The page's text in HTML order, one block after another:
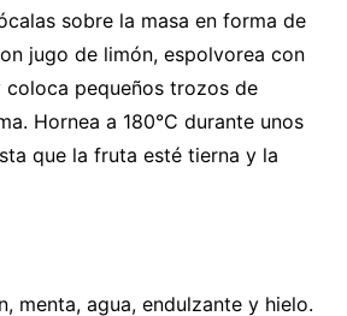
sobre la masa en forma de
jugo de limón, espolvorea con
coloca pequeños trozos de
Hornea a 180°C durante unos
que la fruta esté tierna y la
menta, agua, endulzante y hielo.